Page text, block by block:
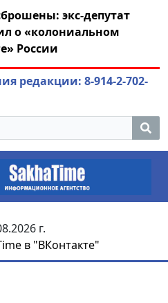
экс-депутат
04.08.2026
редакции: 8-914-2-702-
г.
в "ВКонтакте"